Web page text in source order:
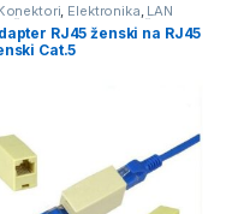
, Elektronika, LAN
& telefonska mreža
RJ45 ženski na RJ45
Cat.5